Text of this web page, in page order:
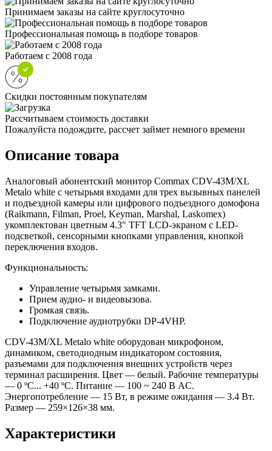
Принимаем заказы на сайте круглосуточно
Профессиональная помощь в подборе товаров
Работаем с 2008 года
Скидки постоянным покупателям
Рассчитываем стоимость доставки
Пожалуйста подождите, рассчет займет немного времени
Описание товара
Аналоговый абонентский монитор Commax CDV-43M/XL
Metalo white с четырьмя входами для трех вызывных панелей
и подъездной камеры или цифрового подъездного домофона
(Raikmann, Filman, Proel, Keyman, Marshal, Laskomex)
укомплектован цветным 4.3" TFT LCD-экраном с LED-
подсветкой, сенсорными кнопками управления, кнопкой
переключения входов.
Функциональность:
Управление четырьмя замками.
Прием аудио- и видеовызова.
Громкая связь.
Подключение аудиотрубки DP-4VHP.
CDV-43M/XL Metalo white оборудован микрофоном,
динамиком, светодиодным индикатором состояния,
разъемами для подключения внешних устройств через
терминал расширения. Цвет — белый. Рабочие температуры
— 0 ºС... +40 ºС. Питание — 100 ~ 240 В AC.
Энергопотребление — 15 Вт, в режиме ожидания — 3.4 Вт.
Размер — 259×126×38 мм.
Характеристики